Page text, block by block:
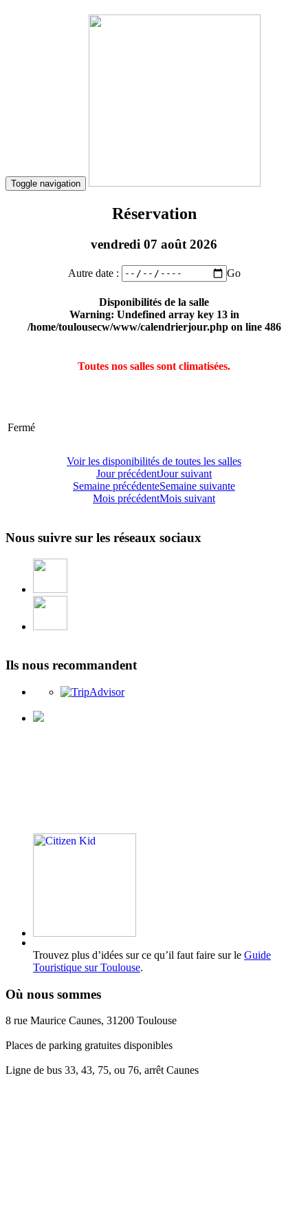
Toggle navigation
Réservation
vendredi 07 août 2026
Autre date : Go
Disponibilités de la salle
Warning: Undefined array key 13 in
/home/toulousecw/www/calendrierjour.phpon line 486
Toutes nos salles sont climatisées.
Fermé
Voir les disponibilités de toutes les salles
Jour précédentJour suivant
Semaine précédenteSemaine suivante
Mois précédentMois suivant
Nous suivre sur les réseaux sociaux
Ils nous recommandent
Trouvez plus d’idées sur ce qu’il faut faire sur le Guide
Touristique sur Toulouse.
Où nous sommes
8 rue Maurice Caunes, 31200 Toulouse
Places de parking gratuites disponibles
Ligne de bus 33, 43, 75, ou 76, arrêt Caunes